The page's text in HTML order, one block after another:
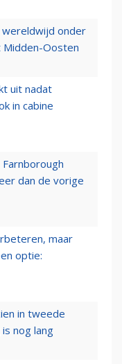
wereldwijd onder
Oosten
uit nadat
in cabine
dan de vorige
maar
optie:
in tweede
nog lang